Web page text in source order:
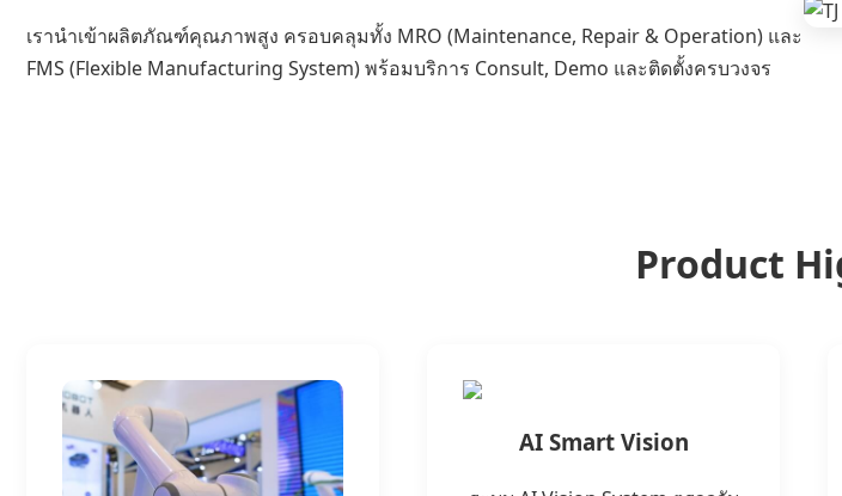
เรานำเข้าผลิตภัณฑ์คุณภาพสูง ครอบคลุมทั้ง MRO (Maintenance, Repair & Operation) และ
FMS (Flexible Manufacturing System) พร้อมบริการ Consult, Demo และติดตั้งครบวงจร
Product
AI Smart Vision